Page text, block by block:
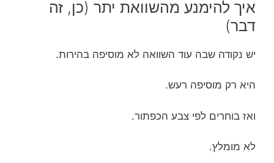
איך להימנע מהשוואת יתר (כן, זה
דבר)
יש נקודה שבה עוד השוואה לא מוסיפה בהירות.
היא רק מוסיפה רעש.
ואז בוחרים לפי צבע הכפתור.
לא מומלץ.